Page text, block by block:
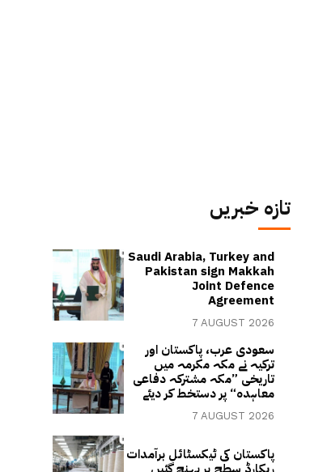
تازہ خبریں
Saudi Arabia, Turkey and
Pakistan sign Makkah
Joint Defence
Agreement
7 AUGUST 2026
سعودی عرب، پاکستان اور
ترکیہ نے مکہ مکرمہ میں
تاریخی ”مکہ مشترکہ دفاعی
معاہدہ“ پر دستخط کر دیئے
7 AUGUST 2026
پاکستان کی ٹیکسٹائل برآمدات